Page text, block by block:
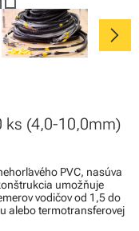
chevron_right
ks (4,0-10,0mm)
PVC, nasúva
umožňuje
vodičov od 1,5 do
alebo termotransferovej